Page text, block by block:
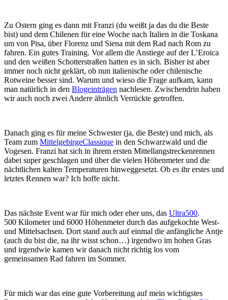
Zu Ostern ging es dann mit Franzi (du weißt ja das du die Beste
bist) und dem Chilenen für eine Woche nach Italien in die Toskana
um von Pisa, über Florenz und Siena mit dem Rad nach Rom zu
fahren. Ein gutes Training. Vor allem die Anstiege auf der L’Eroica
und den weißen Schotterstraßen hatten es in sich. Bisher ist aber
immer noch nicht geklärt, ob nun italienische oder chilenische
Rotweine besser sind. Warum und wieso die Frage aufkam, kann
man natürlich in den Blogeinträgen nachlesen. Zwischendrin haben
wir auch noch zwei Andere ähnlich Verrückte getroffen.
Danach ging es für meine Schwester (ja, die Beste) und mich, als
Team zum MittelgebirgeClassique in den Schwarzwald und die
Vogesen. Franzi hat sich in ihrem ersten Mittellangstreckenrennen
dabei super geschlagen und über die vielen Höhenmeter und die
nächtlichen kalten Temperaturen hinweggesetzt. Ob es ihr erstes und
letztes Rennen war? Ich hoffe nicht.
Das nächste Event war für mich oder eher uns, das Ultra500.
500 Kilometer und 6000 Höhenmeter durch das aufgekochte West-
und Mittelsachsen. Dort stand auch auf einmal die anfängliche Antje
(auch du bist die, na ihr wisst schon…) irgendwo im hohen Gras
und irgendwie kamen wir danach nicht richtig los vom
gemeinsamen Rad fahren im Sommer.
Für mich war das eine gute Vorbereitung auf mein wichtigstes